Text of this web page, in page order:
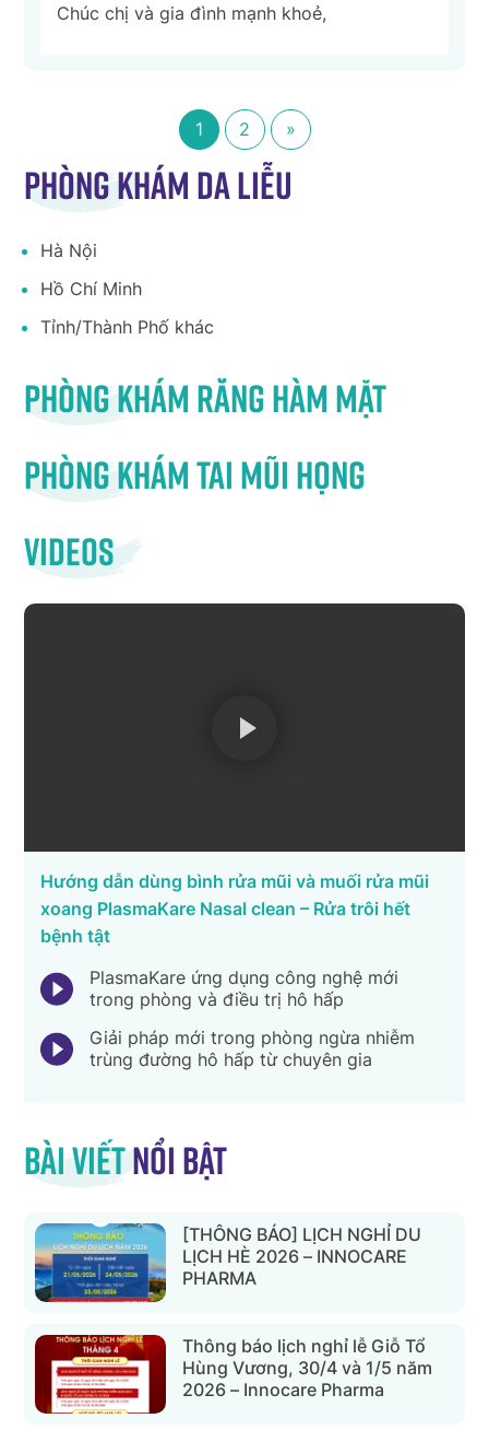
Chúc chị và gia đình mạnh khoẻ,
1 2 »
Phòng khám da liễu
Hà Nội
Hồ Chí Minh
Tỉnh/Thành Phố khác
Phòng khám răng hàm mặt
Phòng khám tai mũi họng
Videos
Hướng dẫn dùng bình rửa mũi và muối rửa mũi
xoang PlasmaKare Nasal clean – Rửa trôi hết
bệnh tật
PlasmaKare ứng dụng công nghệ mới
trong phòng và điều trị hô hấp
Giải pháp mới trong phòng ngừa nhiễm
trùng đường hô hấp từ chuyên gia
Bài viếtnổi bật
[THÔNG BÁO] LỊCH NGHỈ DU
LỊCH HÈ 2026 – INNOCARE
PHARMA
Thông báo lịch nghỉ lễ Giỗ Tổ
Hùng Vương, 30/4 và 1/5 năm
2026 – Innocare Pharma